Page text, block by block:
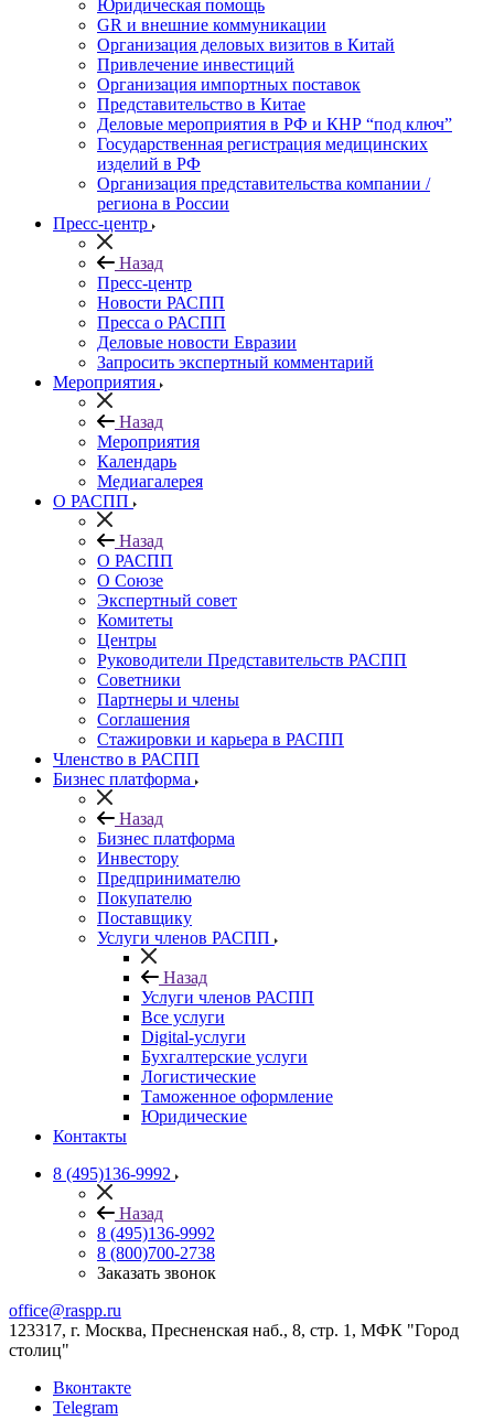
Юридическая помощь
GR и внешние коммуникации
Организация деловых визитов в Китай
Привлечение инвестиций
Организация импортных поставок
Представительство в Китае
Деловые мероприятия в РФ и КНР “под ключ”
Государственная регистрация медицинских
изделий в РФ
Организация представительства компании /
региона в России
Пресс-центр
Назад
Пресс-центр
Новости РАСПП
Пресса о РАСПП
Деловые новости Евразии
Запросить экспертный комментарий
Мероприятия
Назад
Мероприятия
Календарь
Медиагалерея
О РАСПП
Назад
О РАСПП
О Союзе
Экспертный совет
Комитеты
Центры
Руководители Представительств РАСПП
Советники
Партнеры и члены
Соглашения
Стажировки и карьера в РАСПП
Членство в РАСПП
Бизнес платформа
Назад
Бизнес платформа
Инвестору
Предпринимателю
Покупателю
Поставщику
Услуги членов РАСПП
Назад
Услуги членов РАСПП
Все услуги
Digital-услуги
Бухгалтерские услуги
Логистические
Таможенное оформление
Юридические
Контакты
8 (495)136-9992
Назад
8 (495)136-9992
8 (800)700-2738
Заказать звонок
office@raspp.ru
123317, г. Москва, Пресненская наб., 8, стр. 1, МФК "Город
столиц"
Вконтакте
Telegram